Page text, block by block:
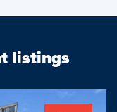
en internet: €
listings